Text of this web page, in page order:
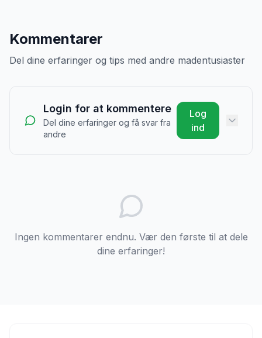
Kommentarer
Del dine erfaringer og tips med andre madentusiaster
Login for at kommentere
Del dine erfaringer og få svar fra
andre
Log
ind
Ingen kommentarer endnu. Vær den første til at dele
dine erfaringer!